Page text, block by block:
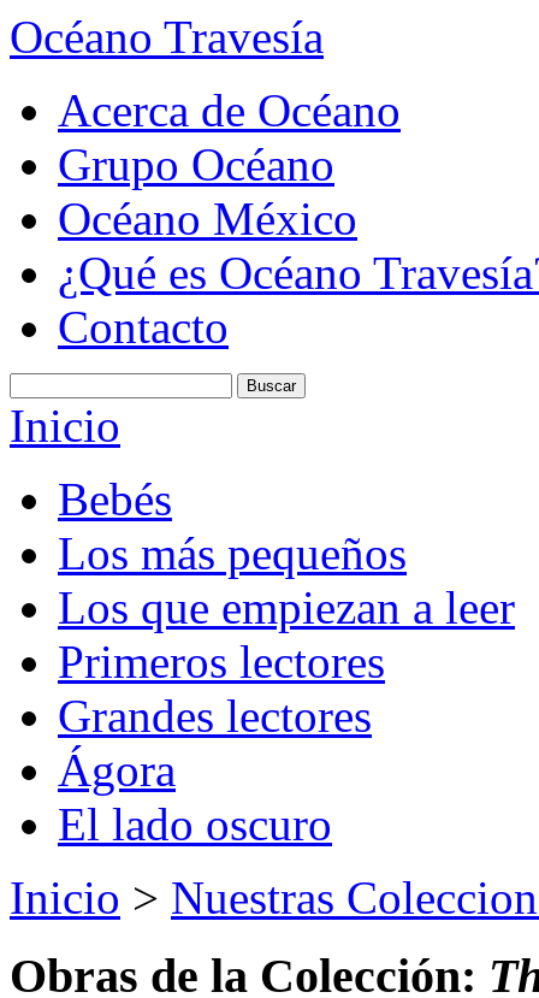
Océano Travesía
Acerca de Océano
Grupo Océano
Océano México
¿Qué es Océano
Contacto
Inicio
Bebés
Los más pequeños
Los que empiezan a leer
Primeros lectores
Grandes lectores
Ágora
El lado oscuro
Inicio > Nuestras
Obras de la Colección: